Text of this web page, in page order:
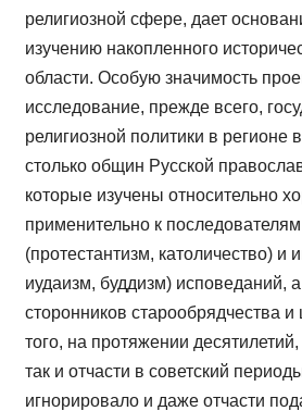
религиозной сфере, дает
изучению накопленного
области. Особую значимость
исследование, прежде всего,
религиозной политики в регионе
столько общин Русской
которые изучены относительно
применительно к
(протестантизм, католичество) и
иудаизм, буддизм) исповеданий,
сторонников старообрядчества
того, на протяжении
так и отчасти в советский
игнорировало и даже отчасти